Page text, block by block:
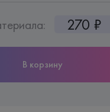
270 ₽
В корзину